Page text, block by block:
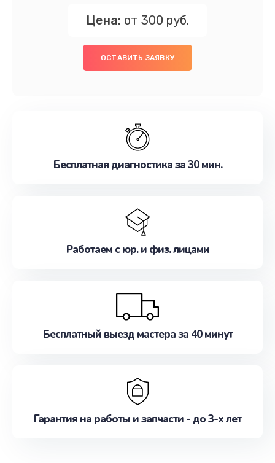
Цена: от 300 руб.
ОСТАВИТЬ ЗАЯВКУ
Бесплатная диагностика за 30 мин.
Работаем с юр. и физ. лицами
Бесплатный выезд мастера за 40 минут
Гарантия на работы и запчасти - до 3-х лет